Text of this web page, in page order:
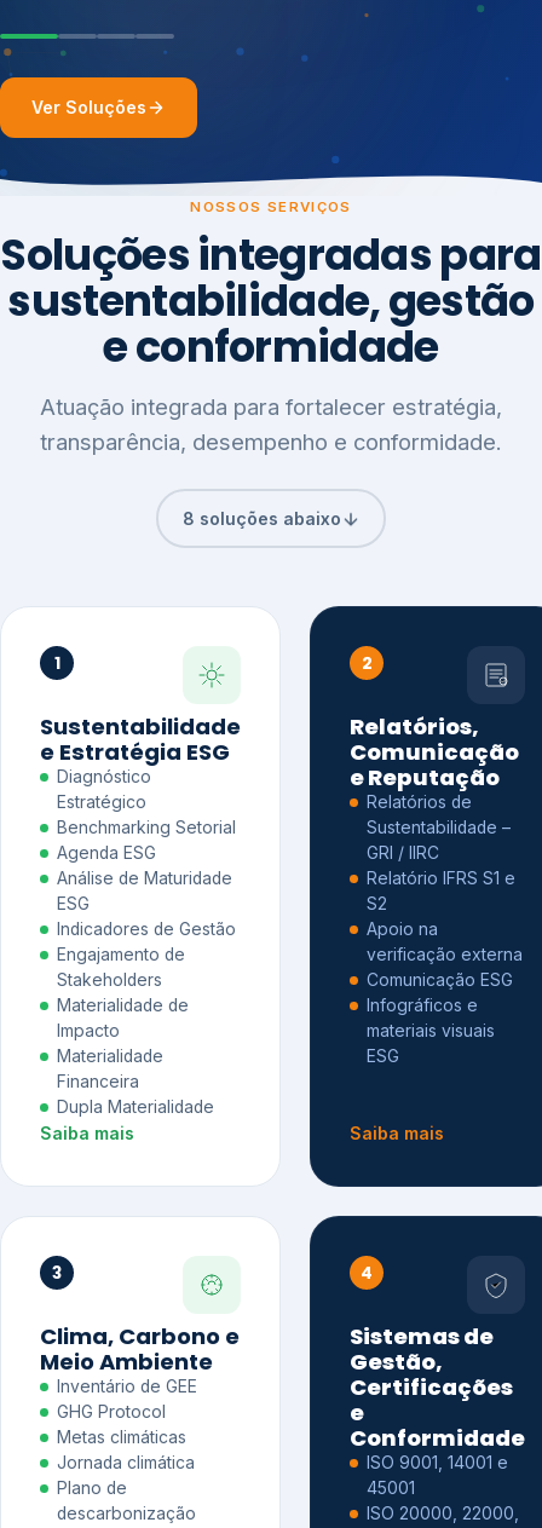
Ver Soluções
NOSSOS SERVIÇOS
Soluções integradas para
sustentabilidade, gestão
e conformidade
Atuação integrada para fortalecer estratégia,
transparência, desempenho e conformidade.
8 soluções abaixo
1
Sustentabilidade
e Estratégia ESG
Diagnóstico
Estratégico
Benchmarking Setorial
Agenda ESG
Análise de Maturidade
ESG
Indicadores de Gestão
Engajamento de
Stakeholders
Materialidade de
Impacto
Materialidade
Financeira
Dupla Materialidade
Saiba mais
2
Relatórios,
Comunicação
e Reputação
Relatórios de
Sustentabilidade –
GRI / IIRC
Relatório IFRS S1 e
S2
Apoio na
verificação externa
Comunicação ESG
Infográficos e
materiais visuais
ESG
Saiba mais
3
Clima, Carbono e
Meio Ambiente
Inventário de GEE
GHG Protocol
Metas climáticas
Jornada climática
Plano de
descarbonização
4
Sistemas de
Gestão,
Certificações
e
Conformidade
ISO 9001, 14001 e
45001
ISO 20000, 22000,